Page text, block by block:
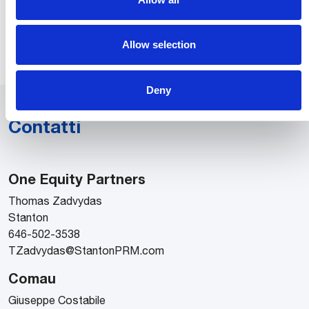
Allow selection
Deny
valore aggiunto per tutti gli stakeholder. Per maggiori
www.stellantis.com
Contatti
One Equity Partners
Thomas Zadvydas
Stanton
646-502-3538
TZadvydas@StantonPRM.com
Comau
Giuseppe Costabile